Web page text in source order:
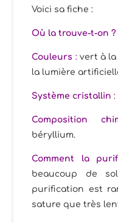
Voici sa fiche :
Où la trouve-t-on ?
Couleurs :vert à la
la lumière
Système cristallin :
Composition
béryllium.
Comment la
beaucoup de
purification est
sature que très